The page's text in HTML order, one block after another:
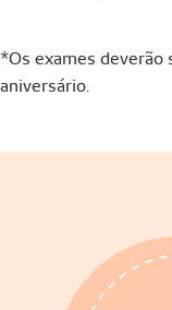
*Os exames deverão
aniversário.